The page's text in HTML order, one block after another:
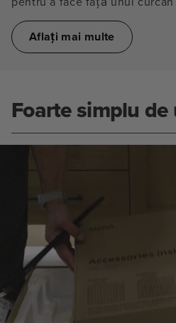
Aflați mai multe
Foarte simplu